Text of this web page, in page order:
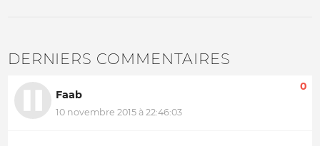
DERNIERS COMMENTAIRES
Faab
10 novembre 2015 à 22:46:03
0